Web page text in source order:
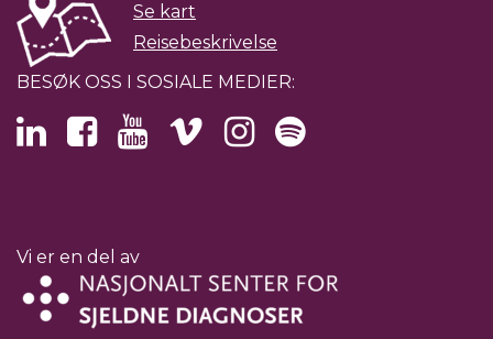
Se kart
Reisebeskrivelse
BESØK OSS I SOSIALE MEDIER:
Vi er en del av